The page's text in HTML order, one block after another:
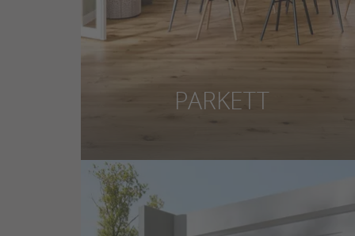
PARKETT
Parkettsortiment in unserer